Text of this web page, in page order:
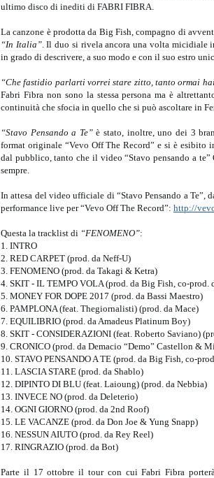
ultimo disco di inediti di FABRI FIBRA.
La canzone è prodotta da Big Fish, compagno di
“In Italia”. Il duo si rivela ancora una volta micidiale
in grado di descrivere, a suo modo e con il suo estro
“Che fastidio parlarti vorrei stare zitto, tanto ormai
Fabri Fibra non sono la stessa persona ma è
continuità che sfocia in quello che si può ascoltare in
“Stavo Pensando a Te”è stato, inoltre, uno dei 3
format originale “Vevo Off The Record” e si è esibito
dal pubblico, tanto che il video “Stavo pensando a
sempre.
In attesa del video ufficiale di “Stavo Pensando a
performance live per “Vevo Off The Record”: http://
Questa la tracklist di “FENOMENO”:
1. INTRO
2. RED CARPET (prod. da Neff-U)
3. FENOMENO (prod. da Takagi & Ketra)
4. SKIT - IL TEMPO VOLA (prod. da Big Fish, co-prod.
5. MONEY FOR DOPE 2017 (prod. da Bassi Maestro)
6. PAMPLONA (feat. Thegiornalisti) (prod. da Mace)
7. EQUILIBRIO (prod. da Amadeus Platinum Boy)
8. SKIT - CONSIDERAZIONI (feat. Roberto Saviano)
9. CRONICO (prod. da Demacio “Demo” Castellon &
10. STAVO PENSANDO A TE (prod. da Big Fish, co-
11. LASCIA STARE (prod. da Shablo)
12. DIPINTO DI BLU (feat. Laioung) (prod. da Nebbia)
13. INVECE NO (prod. da Deleterio)
14. OGNI GIORNO (prod. da 2nd Roof)
15. LE VACANZE (prod. da Don Joe & Yung Snapp)
16. NESSUN AIUTO (prod. da Rey Reel)
17. RINGRAZIO (prod. da Bot)
Parte il 17 ottobre il tour con cui Fabri Fibra